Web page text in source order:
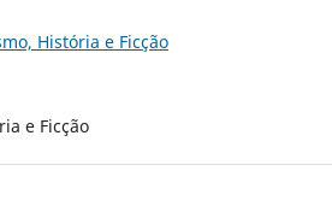
História e Ficção
e Ficção